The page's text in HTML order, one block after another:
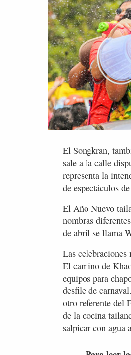
El Songkran,
sale a la calle
representa la
de espectáculos
El Año Nuevo
nombras
de abril se llama
Las
El camino de
equipos para
desfile de
otro referente del
de la cocina
salpicar con agua